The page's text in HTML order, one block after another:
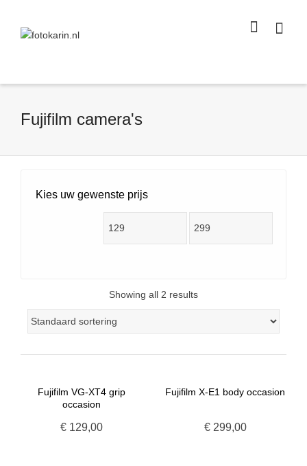
size
Fujifilm camera's
Kies uw gewenste prijs
Showing all 2 results
Fujifilm VG-XT4 grip
occasion
€ 129,00
Fujifilm X-E1 body occasion
€299,00